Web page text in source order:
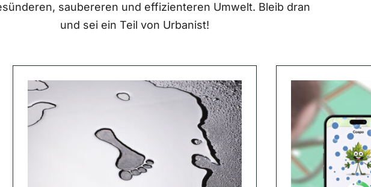
saubereren und effizienteren Umwelt. Bleib dran
und sei ein Teil von Urbanist!